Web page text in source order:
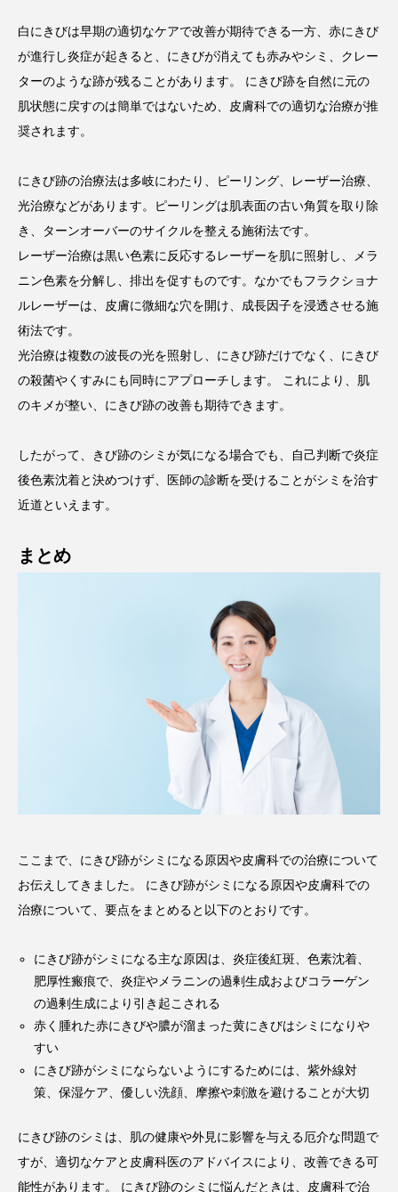
白にきびは早期の適切なケアで改善が期待できる一方、赤にきび
が進行し炎症が起きると、にきびが消えても赤みやシミ、クレー
ターのような跡が残ることがあります。 にきび跡を自然に元の
肌状態に戻すのは簡単ではないため、皮膚科での適切な治療が推
奨されます。
にきび跡の治療法は多岐にわたり、ピーリング、レーザー治療、
光治療などがあります。ピーリングは肌表面の古い角質を取り除
き、ターンオーバーのサイクルを整える施術法です。
レーザー治療は黒い色素に反応するレーザーを肌に照射し、メラ
ニン色素を分解し、排出を促すものです。なかでもフラクショナ
ルレーザーは、皮膚に微細な穴を開け、成長因子を浸透させる施
術法です。
光治療は複数の波長の光を照射し、にきび跡だけでなく、にきび
の殺菌やくすみにも同時にアプローチします。 これにより、肌
のキメが整い、にきび跡の改善も期待できます。
したがって、きび跡のシミが気になる場合でも、自己判断で炎症
後色素沈着と決めつけず、医師の診断を受けることがシミを治す
近道といえます。
まとめ
ここまで、にきび跡がシミになる原因や皮膚科での治療について
お伝えしてきました。 にきび跡がシミになる原因や皮膚科での
治療について、要点をまとめると以下のとおりです。
にきび跡がシミになる主な原因は、炎症後紅斑、色素沈着、
肥厚性瘢痕で、炎症やメラニンの過剰生成およびコラーゲン
の過剰生成により引き起こされる
赤く腫れた赤にきびや膿が溜まった黄にきびはシミになりや
すい
にきび跡がシミにならないようにするためには、紫外線対
策、保湿ケア、優しい洗顔、摩擦や刺激を避けることが大切
にきび跡のシミは、肌の健康や外見に影響を与える厄介な問題で
すが、適切なケアと皮膚科医のアドバイスにより、改善できる可
能性があります。 にきび跡のシミに悩んだときは、皮膚科で治